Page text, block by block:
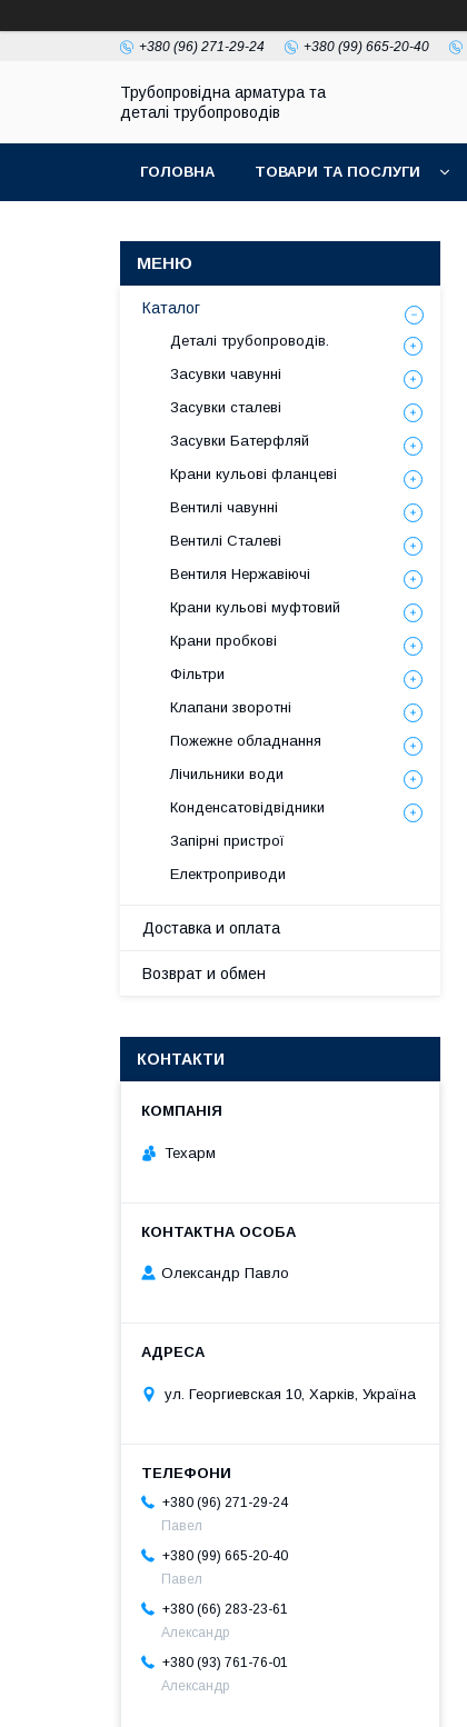
+380 (96) 271-29-24 +380 (99) 665-20-40
Трубопровідна арматура та
деталі трубопроводів
ГОЛОВНА ТОВАРИ ТА ПОСЛУГИ
Каталог
Деталі трубопроводів.
Засувки чавунні
Засувки сталеві
Засувки Батерфляй
Крани кульові фланцеві
Вентилі чавунні
Вентилі Сталеві
Вентиля Нержавіючі
Крани кульові муфтовий
Крани пробкові
Фільтри
Клапани зворотні
Пожежне обладнання
Лічильники води
Конденсатовідвідники
Запірні пристрої
Електроприводи
Доставка и оплата
Возврат и обмен
КОНТАКТИ
Техарм
Олександр Павло
ул. Георгиевская 10, Харків, Україна
+380 (96) 271-29-24
Павел
+380 (99) 665-20-40
Павел
+380 (66) 283-23-61
Александр
+380 (93) 761-76-01
Александр